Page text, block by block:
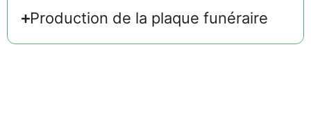
Production de la plaque funéraire